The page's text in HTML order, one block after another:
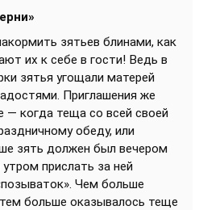
зятьев блинами, как
их к себе в гости! Ведь в
зятья угощали матерей
Приглашения же
— когда теща со всей своей
обеду, или
зять должен был вечером
прислать за ней
Чем больше
больше оказывалось теще